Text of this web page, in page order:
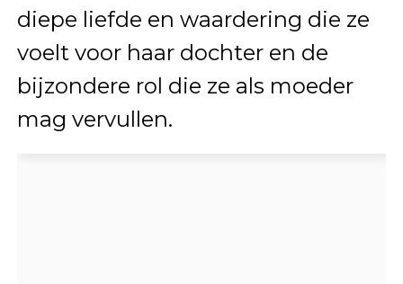
diepe liefde en waardering die ze
voelt voor haar dochter en de
bijzondere rol die ze als moeder
mag vervullen.